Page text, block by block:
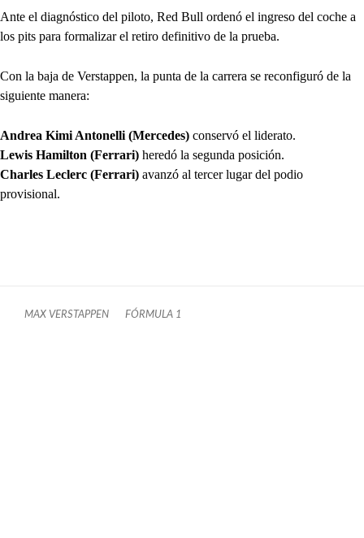
Ante el diagnóstico del piloto, Red Bull ordenó el ingreso del coche a
los pits para formalizar el retiro definitivo de la prueba.
Con la baja de Verstappen, la punta de la carrera se reconfiguró de la
siguiente manera:
Andrea Kimi Antonelli (Mercedes) conservó el liderato.
Lewis Hamilton (Ferrari) heredó la segunda posición.
Charles Leclerc (Ferrari) avanzó al tercer lugar del podio
provisional.
MAX VERSTAPPEN FÓRMULA 1